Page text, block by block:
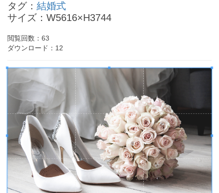
福山雅治の四柱推命
中西圭三の四柱推命
タグ： 結婚式
サイズ：W5616×H3744
閲覧回数： 63
ダウンロード： 12